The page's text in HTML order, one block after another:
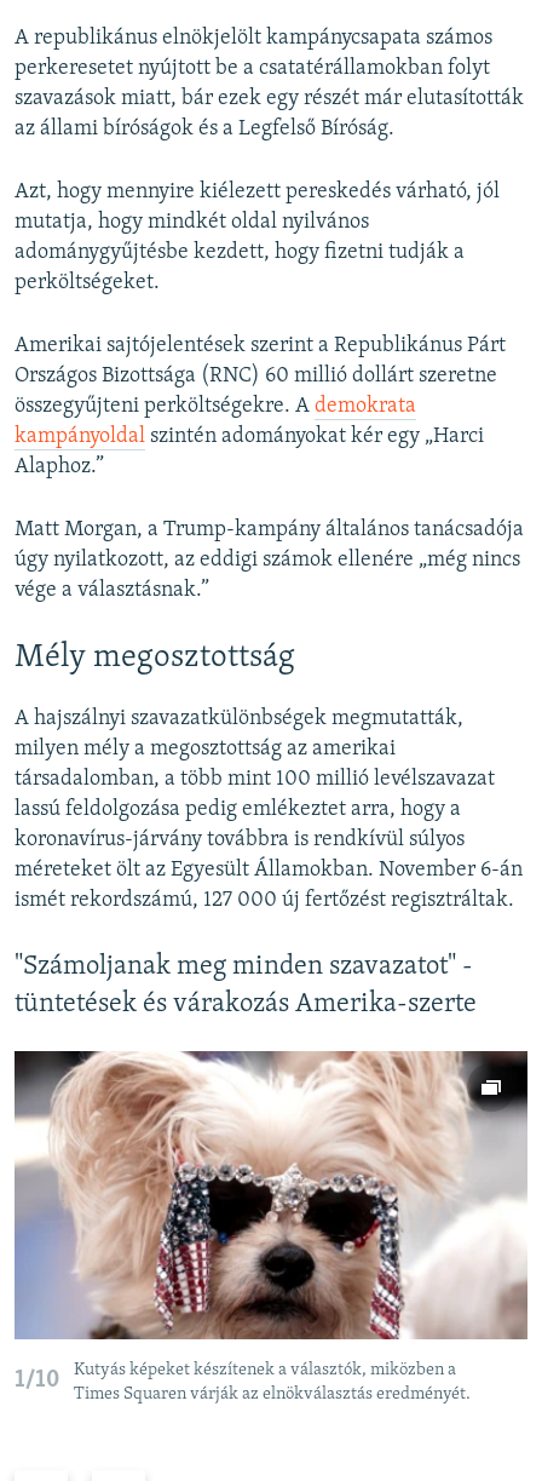
A republikánus elnökjelölt kampánycsapata számos
perkeresetet nyújtott be a csatatérállamokban folyt
szavazások miatt, bár ezek egy részét már elutasították
az állami bíróságok és a Legfelső Bíróság.
Azt, hogy mennyire kiélezett pereskedés várható, jól
mutatja, hogy mindkét oldal nyilvános
adománygyűjtésbe kezdett, hogy fizetni tudják a
perköltségeket.
Amerikai sajtójelentések szerint a Republikánus Párt
Országos Bizottsága (RNC) 60 millió dollárt szeretne
összegyűjteni perköltségekre. A demokrata
kampányoldal szintén adományokat kér egy „Harci
Alaphoz.”
Matt Morgan, a Trump-kampány általános tanácsadója
úgy nyilatkozott, az eddigi számok ellenére „még nincs
vége a választásnak.”
Mély megosztottság
A hajszálnyi szavazatkülönbségek megmutatták,
milyen mély a megosztottság az amerikai
társadalomban, a több mint 100 millió levélszavazat
lassú feldolgozása pedig emlékeztet arra, hogy a
koronavírus-járvány továbbra is rendkívül súlyos
méreteket ölt az Egyesült Államokban. November 6-án
ismét rekordszámú, 127 000 új fertőzést regisztráltak.
"Számoljanak meg minden szavazatot" -
tüntetések és várakozás Amerika-szerte
1/10
Kutyás képeket készítenek a választók, miközben a
Times Squaren várják az elnökválasztás eredményét.